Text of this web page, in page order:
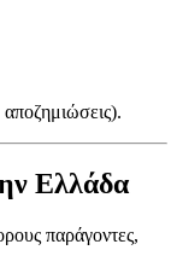
Ελλάδα
παράγοντες,